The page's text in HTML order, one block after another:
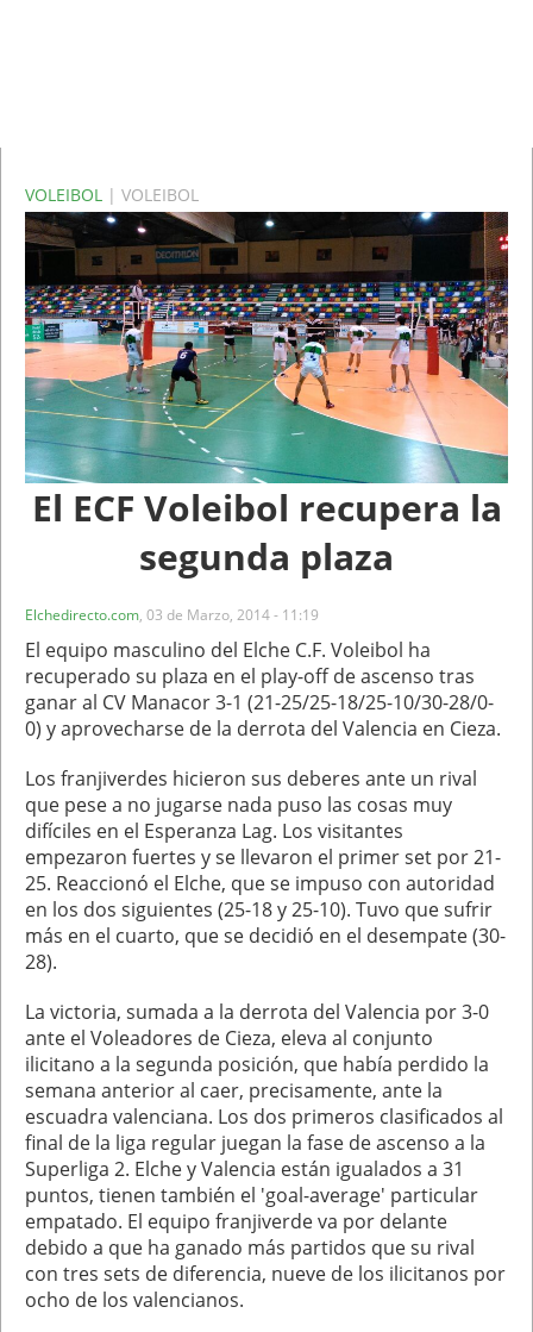
VOLEIBOL | VOLEIBOL
El ECF Voleibol recupera la
segunda plaza
Elchedirecto.com, 03 de Marzo, 2014 - 11:19
El equipo masculino del Elche C.F. Voleibol ha
recuperado su plaza en el play-off de ascenso tras
ganar al CV Manacor 3-1 (21-25/25-18/25-10/30-28/0-
0) y aprovecharse de la derrota del Valencia en Cieza.
Los franjiverdes hicieron sus deberes ante un rival
que pese a no jugarse nada puso las cosas muy
difíciles en el Esperanza Lag. Los visitantes
empezaron fuertes y se llevaron el primer set por 21-
25. Reaccionó el Elche, que se impuso con autoridad
en los dos siguientes (25-18 y 25-10). Tuvo que sufrir
más en el cuarto, que se decidió en el desempate (30-
28).
La victoria, sumada a la derrota del Valencia por 3-0
ante el Voleadores de Cieza, eleva al conjunto
ilicitano a la segunda posición, que había perdido la
semana anterior al caer, precisamente, ante la
escuadra valenciana. Los dos primeros clasificados al
final de la liga regular juegan la fase de ascenso a la
Superliga 2. Elche y Valencia están igualados a 31
puntos, tienen también el 'goal-average' particular
empatado. El equipo franjiverde va por delante
debido a que ha ganado más partidos que su rival
con tres sets de diferencia, nueve de los ilicitanos por
ocho de los valencianos.